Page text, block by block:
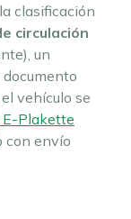
clasificación
circulación
un
documento
vehículo se
E-Plakette
con envío